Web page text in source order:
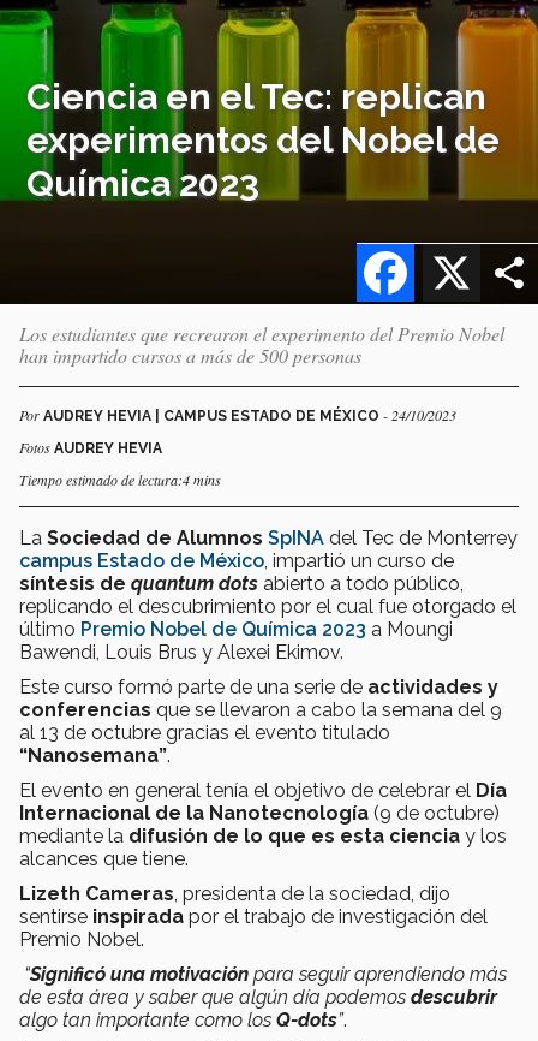
Ciencia en el Tec: replican
experimentos del Nobel de
Química 2023
X
Facebook
Los estudiantes que recrearon el experimento del Premio Nobel
han impartido cursos a más de 500 personas
Por AUDREY HEVIA | CAMPUS ESTADO DE MÉXICO - 24/10/2023
Fotos AUDREY HEVIA
Tiempo estimado de lectura:4 mins
La Sociedad de Alumnos SpINA del Tec de Monterrey
campus Estado de México , impartió un curso de
síntesis de quantum dots abierto a todo público,
replicando el descubrimiento por el cual fue otorgado el
último Premio Nobel de Química 2023 a Moungi
Bawendi, Louis Brus y Alexei Ekimov.
Este curso formó parte de una serie de actividades y
conferencias que se llevaron a cabo la semana del 9
al 13 de octubre gracias el evento titulado
“Nanosemana”.
El evento en general tenía el objetivo de celebrar el Día
Internacional de la Nanotecnología (9 de octubre)
mediante la difusión de lo que es esta ciencia y los
alcances que tiene.
Lizeth Cameras , presidenta de la sociedad, dijo
sentirse inspirada por el trabajo de investigación del
Premio Nobel.
“Significó una motivación para seguir aprendiendo más
de esta área y saber que algún día podemos descubrir
algo tan importante como los Q-dots”.